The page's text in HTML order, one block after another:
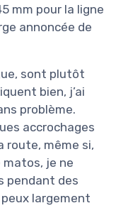
mm pour la ligne
annoncée de
sont plutôt
bien, j’ai
problème.
accrochages
route, même si,
matos, je ne
pendant des
largement